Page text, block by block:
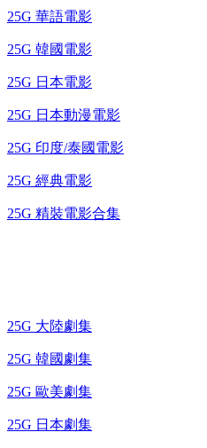
25G 華語電影
25G 韓國電影
25G 日本電影
25G 日本動漫電影
25G 印度/泰國電影
25G 經典電影
25G 精裝電影合集
25G 大陸劇集
25G 韓國劇集
25G 歐美劇集
25G 日本劇集